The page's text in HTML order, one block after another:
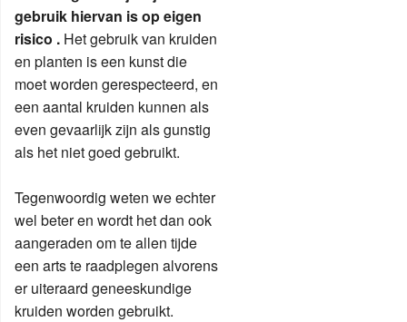
gebruik hiervan is op eigen
risico . Het gebruik van kruiden
en planten is een kunst die
moet worden gerespecteerd, en
een aantal kruiden kunnen als
even gevaarlijk zijn als gunstig
als het niet goed gebruikt.
Tegenwoordig weten we echter
wel beter en wordt het dan ook
aangeraden om te allen tijde
een arts te raadplegen alvorens
er uiteraard geneeskundige
kruiden worden gebruikt.